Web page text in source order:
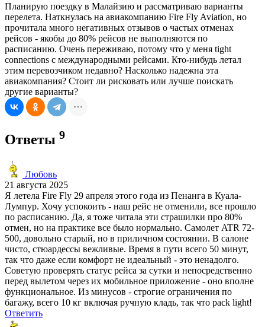
Планирую поездку в Малайзию и рассматриваю варианты
перелета. Наткнулась на авиакомпанию Fire Fly Aviation, но
прочитала много негативных отзывов о частых отменах
рейсов - якобы до 80% рейсов не выполняются по
расписанию. Очень переживаю, потому что у меня tight
connections с международными рейсами. Кто-нибудь летал
этим перевозчиком недавно? Насколько надежна эта
авиакомпания? Стоит ли рисковать или лучше поискать
другие варианты?
Ответы 9
Любовь
21 августа 2025
Я летела Fire Fly 29 апреля этого года из Пенанга в Куала-
Лумпур. Хочу успокоить - наш рейс не отменили, все прошло
по расписанию. Да, я тоже читала эти страшилки про 80%
отмен, но на практике все было нормально. Самолет ATR 72-
500, довольно старый, но в приличном состоянии. В салоне
чисто, стюардессы вежливые. Время в пути всего 50 минут,
так что даже если комфорт не идеальный - это ненадолго.
Советую проверять статус рейса за сутки и непосредственно
перед вылетом через их мобильное приложение - оно вполне
функциональное. Из минусов - строгие ограничения по
багажу, всего 10 кг включая ручную кладь, так что pack light!
Ответить